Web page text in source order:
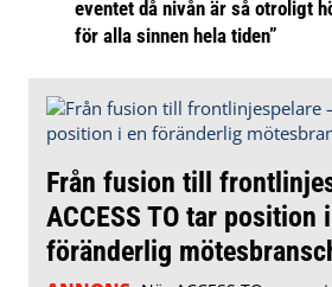
eventet då nivån är så otroligt
för alla sinnen hela tiden”
Från fusion till
ACCESS TO tar position
föränderlig